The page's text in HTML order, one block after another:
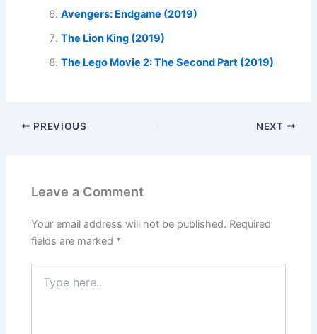
Avengers: Endgame (2019)
The Lion King (2019)
The Lego Movie 2: The Second Part (2019)
PREVIOUS NEXT
Leave a Comment
Your email address will not be published. Required
fields are marked *
here..